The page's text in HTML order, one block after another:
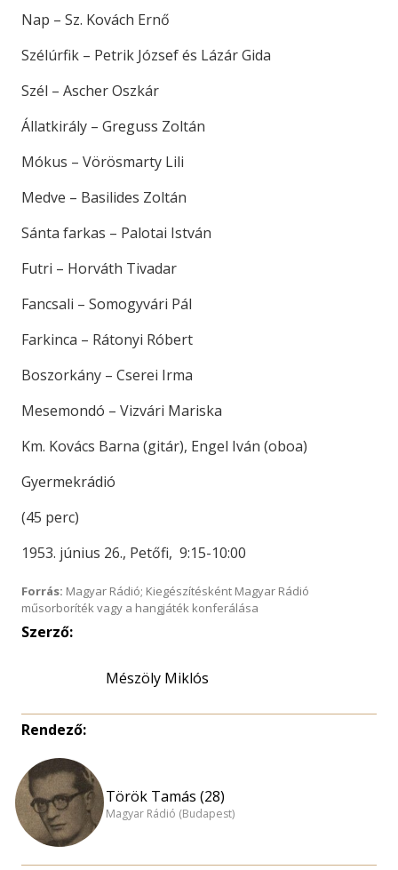
Nap – Sz. Kovách Ernő
Szélúrfik – Petrik József és Lázár Gida
Szél – Ascher Oszkár
Állatkirály – Greguss Zoltán
Mókus – Vörösmarty Lili
Medve – Basilides Zoltán
Sánta farkas – Palotai István
Futri – Horváth Tivadar
Fancsali – Somogyvári Pál
Farkinca – Rátonyi Róbert
Boszorkány – Cserei Irma
Mesemondó – Vizvári Mariska
Km. Kovács Barna (gitár), Engel Iván (oboa)
Gyermekrádió
(45 perc)
1953. június 26., Petőfi, 9:15-10:00
Forrás: Magyar Rádió; Kiegészítésként Magyar Rádió
műsorboríték vagy a hangjáték konferálása
Szerző:
Mészöly Miklós
Rendező:
Török Tamás (28)
Magyar Rádió (Budapest)